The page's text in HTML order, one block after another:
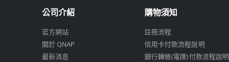
公司介紹
官方網站
關於 QNAP
最新消息
購物須知
註冊流程
信用卡付款流程說明
銀行轉帳(電匯)付款流程說明